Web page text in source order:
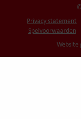
Privacy statement
Spelvoorwaarden
Website